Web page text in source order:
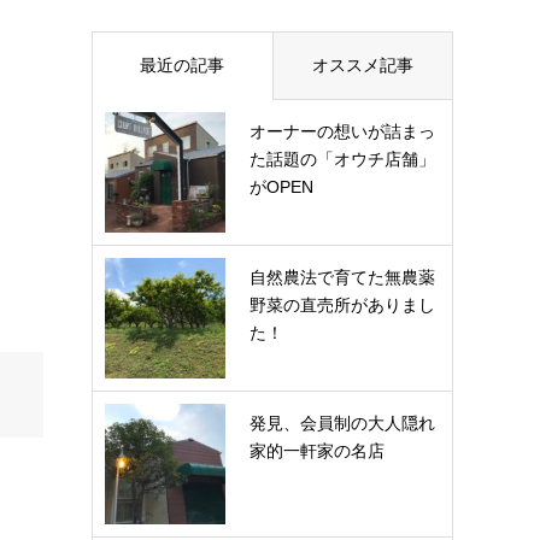
最近の記事 オススメ記事
オーナーの想いが詰まっ
た話題の「オウチ店舗」
がOPEN
自然農法で育てた無農薬
野菜の直売所がありまし
た！
発見、会員制の大人隠れ
家的一軒家の名店